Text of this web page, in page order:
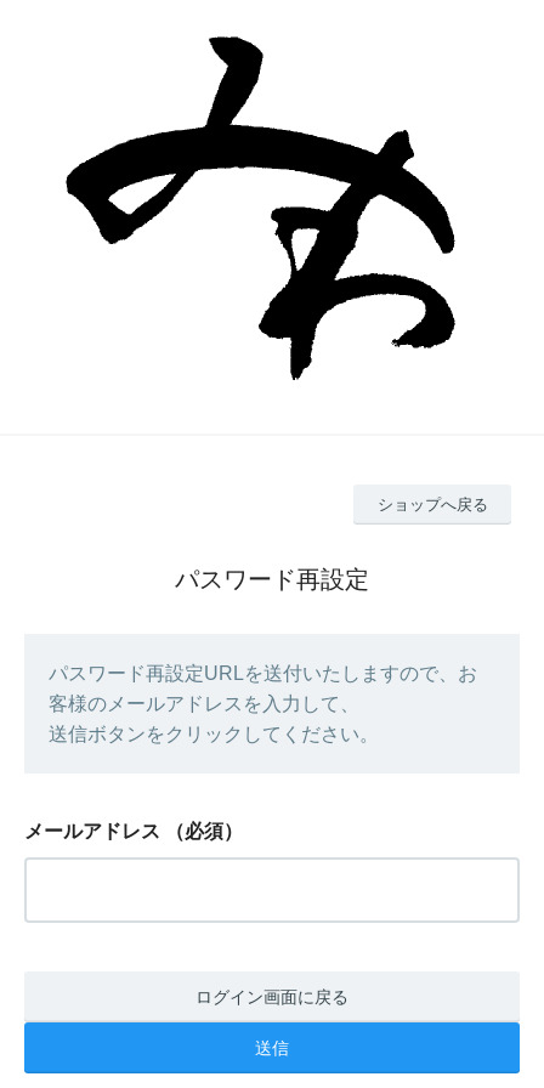
ショップへ戻る
パスワード再設定
パスワード再設定URLを送付いたしますので、お
客様のメールアドレスを入力して、
送信ボタンをクリックしてください。
メールアドレス （必須）
ログイン画面に戻る